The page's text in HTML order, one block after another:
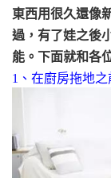
東西用很久還像
過，有了娃之後
能。下面就和各
1、在廚房拖地